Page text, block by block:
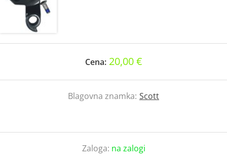
Cena: 20,00 €
Blagovna znamka: Scott
Zaloga: na zalogi